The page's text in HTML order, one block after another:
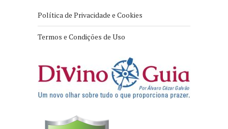
Política de Privacidade e Cookies
Termos e Condições de Uso